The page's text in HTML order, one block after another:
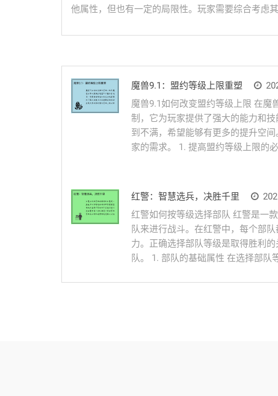
他属性，但也有一定的局限性。玩家需要综合考虑
魔兽9.1：盟约等级上限重塑
魔兽9.1如何改变盟约等级上限 在魔
制，它为玩家提供了强大的能力和
到不满，希望能够有更多的提升空
家的需求。 1. 提高盟约等级上限的
红警：智慧选兵，决胜千里
红警如何按等级选择部队 红警是一
队来进行战斗。在红警中，每个部
力。正确选择部队等级是取得胜利
队。 1. 部队的基础属性 在选择部队